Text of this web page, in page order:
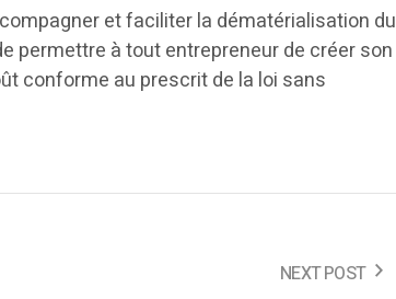
et faciliter la dématérialisation du
permettre à tout entrepreneur de créer son
conforme au prescrit de la loi sans
NEXT POST